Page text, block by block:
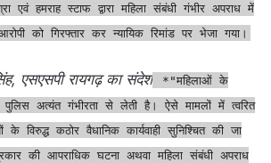
हमराह स्टाफ द्वारा महिला संबंधी गंभीर अपराध में
को गिरफ्तार कर न्यायिक रिमांड पर भेजा गया।
एसएसपी रायगढ़ का संदेश
*"महिलाओं के
पुलिस अत्यंत गंभीरता से लेती है। ऐसे मामलों में त्वरित
के विरुद्ध कठोर वैधानिक कार्यवाही सुनिश्चित की जा
की आपराधिक घटना अथवा महिला संबंधी अपराध